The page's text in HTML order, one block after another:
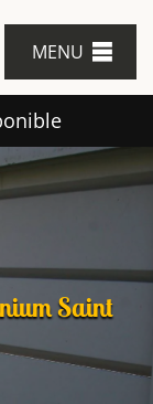
MENU
Saint